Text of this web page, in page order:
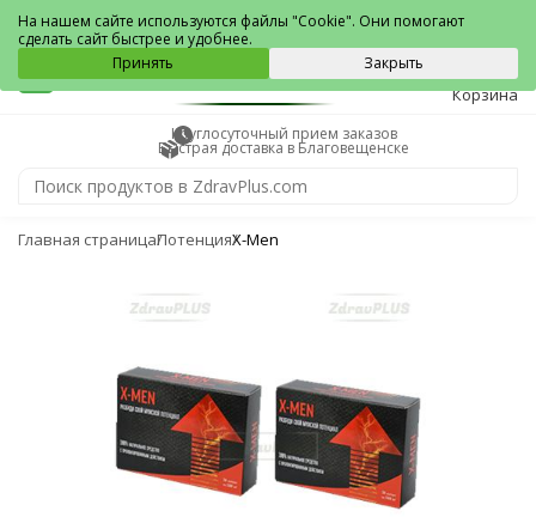
Благовещенск
0
Корзина
Круглосуточный прием заказов
Быстрая доставка в Благовещенске
Главная страницаПотенцияX-Men
На нашем сайте используются файлы "Cookie". Они помогают
сделать сайт быстрее и удобнее.
Принять
Закрыть